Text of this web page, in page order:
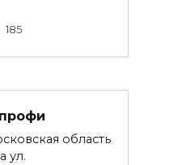
185
область
ул.